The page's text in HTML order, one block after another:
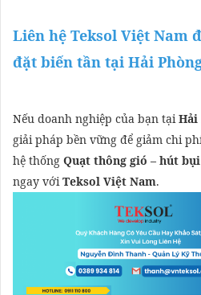
Liên hệ Teksol Việt Nam
đặt biến tần tại Hải
Nếu doanh nghiệp của bạn tại Hải
giải pháp bền vững để giảm chi
hệ thống Quạt thông gió – hút
ngay với Teksol Việt Nam.